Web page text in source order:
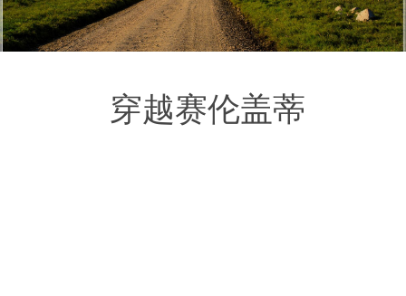
|
旅行 · Travel & Adventures
穿越赛伦盖蒂